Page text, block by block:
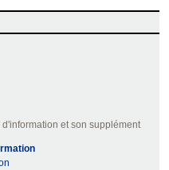
et son supplément